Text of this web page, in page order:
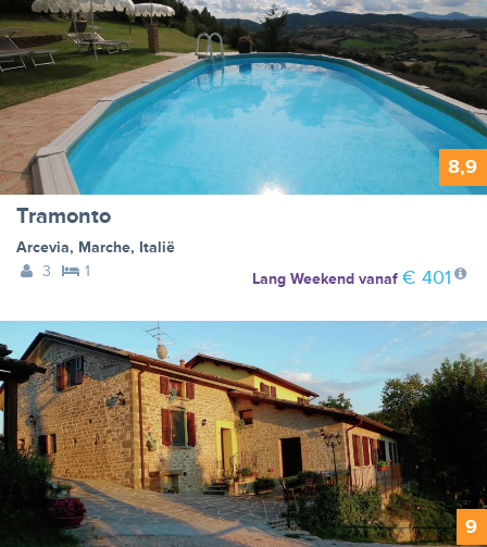
8,9
Tramonto
Arcevia, Marche, Italië
3
1 Lang Weekendvanaf € 401
9